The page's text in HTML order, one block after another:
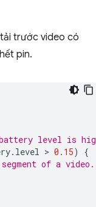
trước video có
pin.
level is high
. level > 0.15)
{
of a video.